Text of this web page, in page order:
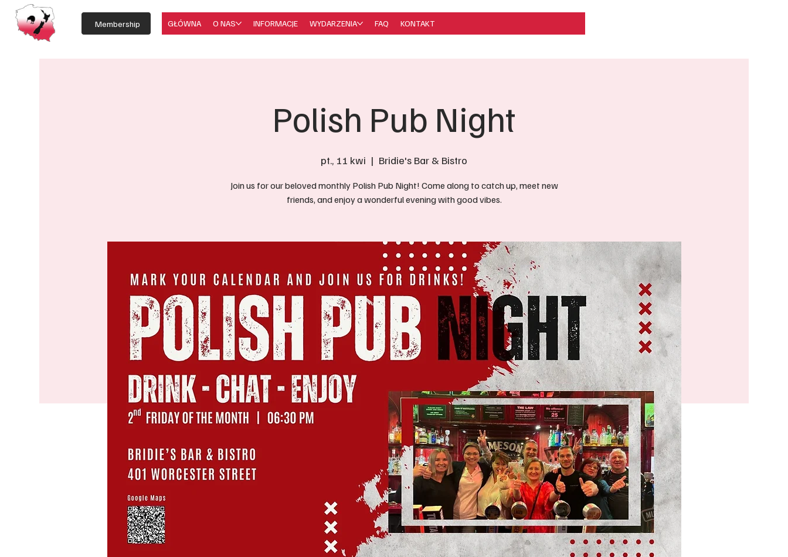
Membership GŁÓWNA O NAS INFORMACJE WYDARZENIA FAQ KONTAKT
Polish Pub Night
pt., 11 kwi
  |
Bridie's Bar & Bistro
Join us for our beloved monthly Polish Pub Night! Come along to catch up, meet new
friends, and enjoy a wonderful evening with good vibes.